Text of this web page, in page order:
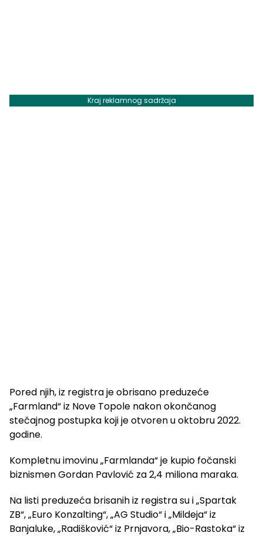
Kraj reklamnog sadržaja
Pored njih, iz registra je obrisano preduzeće
„Farmland“ iz Nove Topole nakon okončanog
stečajnog postupka koji je otvoren u oktobru 2022.
godine.
Kompletnu imovinu „Farmlanda“ je kupio fočanski
biznismen Gordan Pavlović za 2,4 miliona maraka.
Na listi preduzeća brisanih iz registra su i „Spartak
ZB“, „Euro Konzalting“, „AG Studio“ i „Mildeja“ iz
Banjaluke, „Radišković“ iz Prnjavora, „Bio-Rastoka“ iz